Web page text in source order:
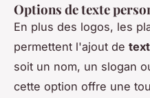
Options de texte
En plus des logos, les
permettent l'ajout de
soit un nom, un slogan
cette option offre une